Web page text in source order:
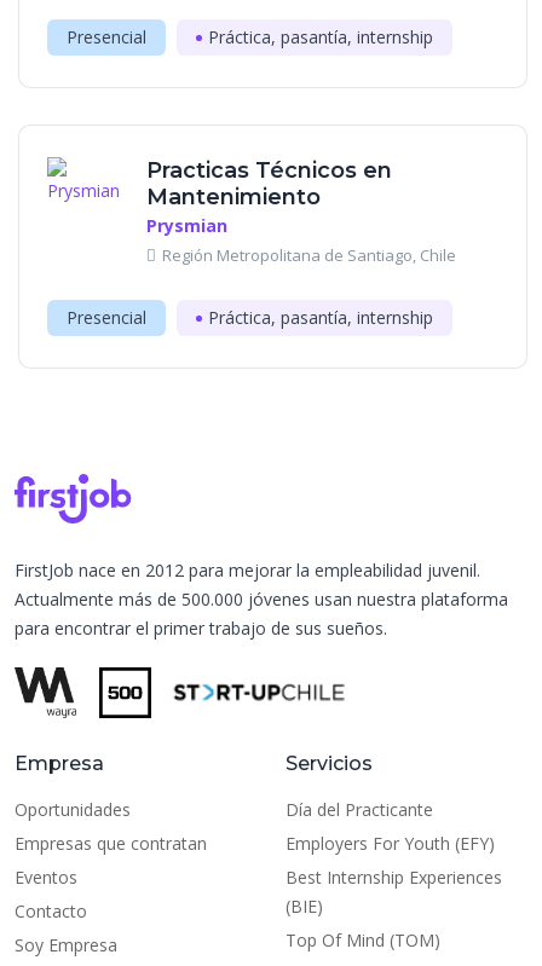
Presencial Práctica, pasantía, internship
Practicas Técnicos en
Mantenimiento
Prysmian
Región Metropolitana de Santiago, Chile
Presencial Práctica, pasantía, internship
FirstJob nace en 2012 para mejorar la empleabilidad juvenil.
Actualmente más de 500.000 jóvenes usan nuestra plataforma
para encontrar el primer trabajo de sus sueños.
Empresa
Oportunidades
Empresas que contratan
Eventos
Contacto
Soy Empresa
Servicios
Día del Practicante
Employers For Youth (EFY)
Best Internship Experiences
(BIE)
Top Of Mind (TOM)